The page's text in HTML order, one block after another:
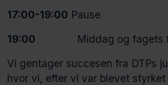
17:00-19:00 Pause
19:00 Middag og fagets
Vi gentager succesen fra DTPs
hvor vi, efter vi var blevet